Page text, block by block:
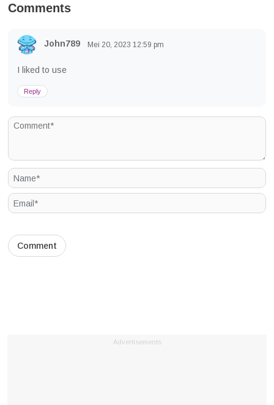
Comments
John789 Mei 20, 2023 12:59 pm
I liked to use
Reply
Advertisements